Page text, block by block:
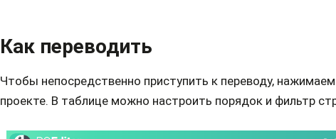
Как переводить
Чтобы непосредственно приступить к переводу,
проекте. В таблице можно настроить порядок и фильтр